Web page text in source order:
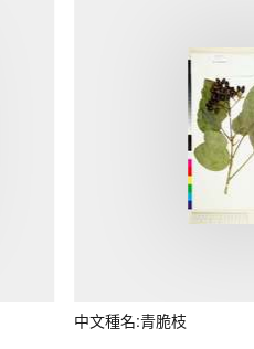
中文種名:青脆枝